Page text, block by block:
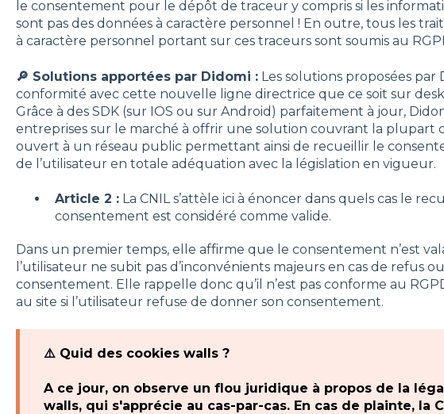
le consentement pour le dépôt de traceur y compris si les
sont pas des données à caractère personnel ! En outre, tous les
à caractère personnel portant sur ces traceurs sont soumis au
🔎 Solutions apportées par Didomi :Les solutions proposées par
conformité avec cette nouvelle ligne directrice que ce soit sur
Grâce à des SDK (sur IOS ou sur Android) parfaitement à jour,
entreprises sur le marché à offrir une solution couvrant la plupart
ouvert à un réseau public permettant ainsi de recueillir le
de l’utilisateur en totale adéquation avec la législation en vigueur.
Article 2 :La CNIL s’attèle ici à énoncer dans quels cas le
consentement est considéré comme valide.
Dans un premier temps, elle affirme que le consentement n’est
l’utilisateur ne subit pas d’inconvénients majeurs en cas de refus
consentement. Elle rappelle donc qu’il n’est pas conforme au
au site si l’utilisateur refuse de donner son consentement.
⚠️ Quid des cookies walls ?
A ce jour, on observe un flou juridique à propos de la
walls, qui s'apprécie au cas-par-cas. En cas de plainte, la